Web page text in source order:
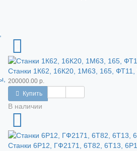
Станки 1К62, 16К20, 1М63, 165, ФТ11,
200000.00 р.
Купить
В наличии
Станки 6Р12, ГФ2171, 6Т82, 6Т13,